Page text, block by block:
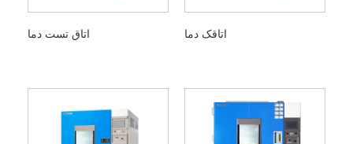
اتاق تست دما اتاقک دما